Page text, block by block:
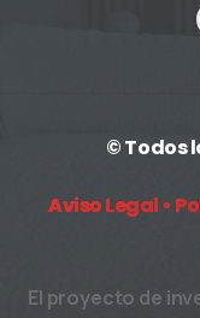
© Todos
Aviso Legal •
El proyecto de